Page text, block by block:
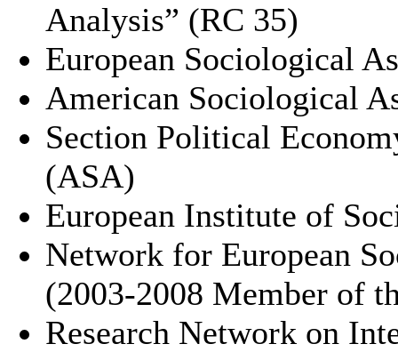
Analysis” (RC 35)
European Sociological
American Sociological
Section Political
(ASA)
European Institute of
Network for European
(2003-2008 Member of
Research Network on